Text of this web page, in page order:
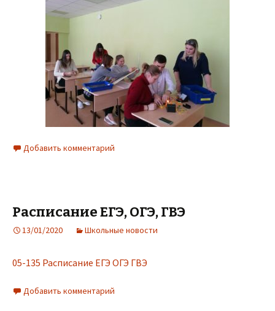
Добавить комментарий
Расписание ЕГЭ, ОГЭ, ГВЭ
13/01/2020 Школьные новости
05-135 Расписание ЕГЭ ОГЭ ГВЭ
Добавить комментарий